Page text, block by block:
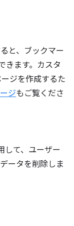
と、ブックマー
きます。カスタ
ジを作成するた
ジもご覧くださ
して、ユーザー
ータを削除しま